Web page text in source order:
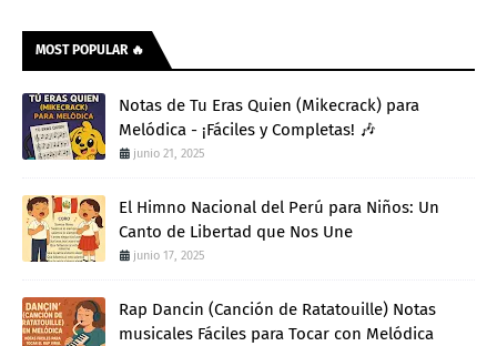
MOST POPULAR 🔥
Notas de Tu Eras Quien (Mikecrack) para
Melódica - ¡Fáciles y Completas! 🎶
junio 21, 2025
El Himno Nacional del Perú para Niños: Un
Canto de Libertad que Nos Une
junio 17, 2025
Rap Dancin (Canción de Ratatouille) Notas
musicales Fáciles para Tocar con Melódica